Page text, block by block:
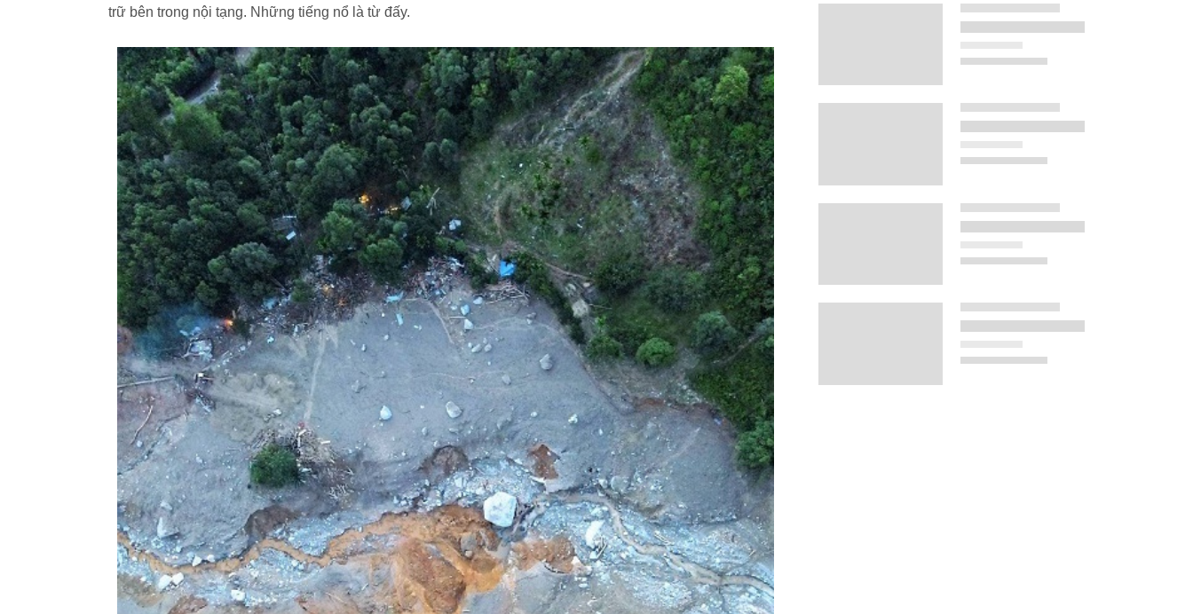
trữ bên trong nội tạng. Những tiếng nổ là từ đấy.